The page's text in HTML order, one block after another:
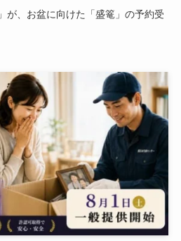
が、お盆に向けた「盛篭」の予約受